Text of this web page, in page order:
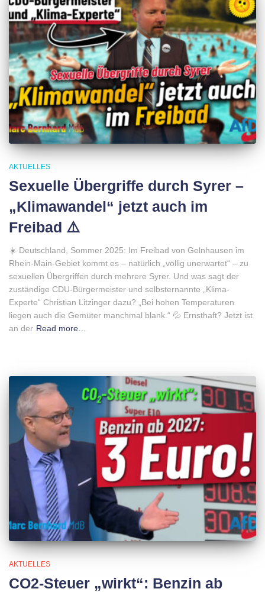
AKTUELLES
Sexuelle Übergriffe durch Syrer –
„Klimawandel“ jetzt auch im
Freibad ⚠️
☀️ Deutschland, Sommer 2025: Im Freibad von Gelnhausen im
Rhein-Main-Gebiet kommt es – natürlich „völlig unerwartet“ – zu
sexuellen Übergriffen durch mehrere Syrer. Und was sagt der
zuständige CDU-Bürgermeister und selbsternannte „Klima-
Experte“ Christian Litzinger dazu? „Bei hohen Temperaturen
liegen auch die Gemüter manchmal blank.“ 💦 Ernsthaft? Jetzt ist
an der Read more…
AKTUELLES
CO2-Steuer „wirkt“: Benzin ab